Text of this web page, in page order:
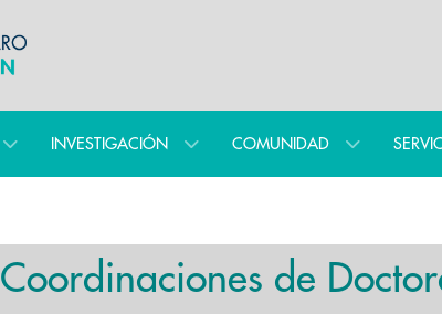
INVESTIGACIÓN COMUNIDAD
Coordinaciones de